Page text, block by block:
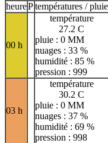
heurePtempératures / pluie
00 h
température
27.2 C
pluie : 0 MM
nuages : 33 %
humidité : 85 %
pression : 999
03 h
température
30.2 C
pluie : 0 MM
nuages : 37 %
humidité : 69 %
pression : 998